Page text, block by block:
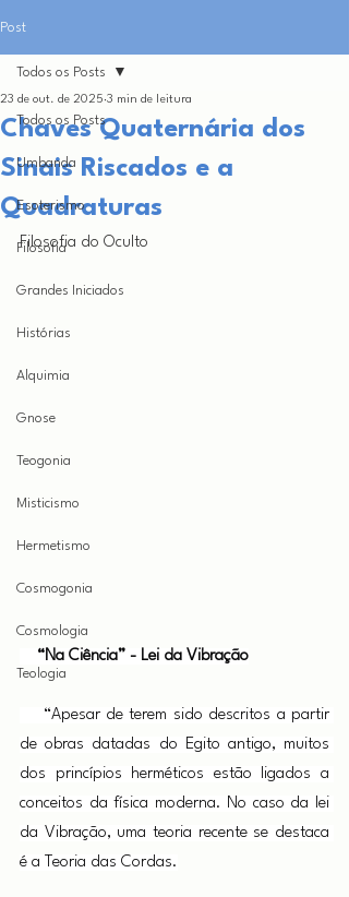
Post
Todos os Posts
Umbanda
Esoterismo
Filosofia
Grandes Iniciados
Histórias
Alquimia
Gnose
Teogonia
Misticismo
Hermetismo
Cosmogonia
Cosmologia
Teologia
Todos os Posts
Chaves Quaternária dos
Sinais Riscados e a
Quadraturas
23 de out. de 2025 3 min de leitura
Filosofia do Oculto
“Na Ciência” - Lei da Vibração
de obras datadas do Egito antigo, muitos
dos princípios herméticos estão ligados a
conceitos da física moderna. No caso da lei
da Vibração, uma teoria recente se destaca
é a Teoria das Cordas.